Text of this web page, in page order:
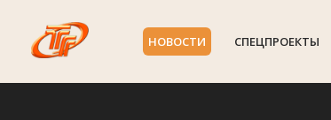
НОВОСТИ СПЕЦПРОЕКТЫ